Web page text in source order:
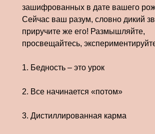
зашифрованных в дате вашего
Сейчас ваш разум, словно дикий
приручите же его! Размышляйте,
просвещайтесь,
1. Бедность – это урок
2. Все начинается «потом»
3. Дистиллированная карма